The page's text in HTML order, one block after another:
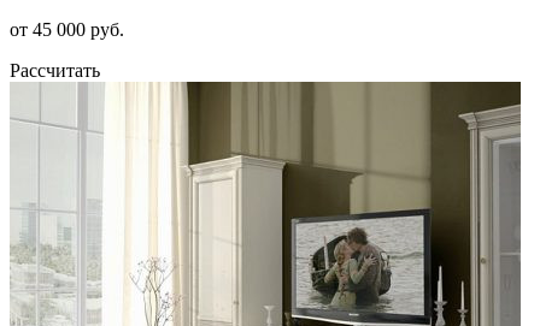
от 45 000 руб.
Рассчитать